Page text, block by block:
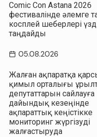
Comic Con Astana 2026
фестивалінде әлемге
косплей шеберлері
таңдайды
05.08.2026
Жалған ақпаратқа
қимыл орталығы
депутаттарын сайлауға
дайындық кезеңінде
ақпараттық кеңістікке
мониторинг жүргізуді
жалғастыруда